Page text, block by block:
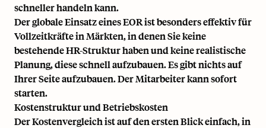
schneller handeln kann.
Der globale Einsatz eines EOR ist besonders effektiv für
Vollzeitkräfte in Märkten, in denen Sie keine
bestehende HR-Struktur haben und keine realistische
Planung, diese schnell aufzubauen. Es gibt nichts auf
Ihrer Seite aufzubauen. Der Mitarbeiter kann sofort
starten.
Kostenstruktur und Betriebskosten
Der Kostenvergleich ist auf den ersten Blick einfach, in